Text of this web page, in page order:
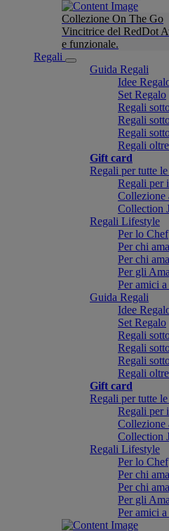
Collezione On The Go
Vincitrice del RedDot
e funzionale.
Regali
Guida Regali
Idee
Set Regalo
Regali
Regali
Regali
Regali
Gift card
Regali per tutte
Regali per
Collezione
Collection
Regali Lifestyle
Per lo Chef
Per chi
Per chi
Per gli
Per amici
Guida Regali
Idee
Set Regalo
Regali
Regali
Regali
Regali
Gift card
Regali per tutte
Regali per
Collezione
Collection
Regali Lifestyle
Per lo Chef
Per chi
Per chi
Per gli
Per amici